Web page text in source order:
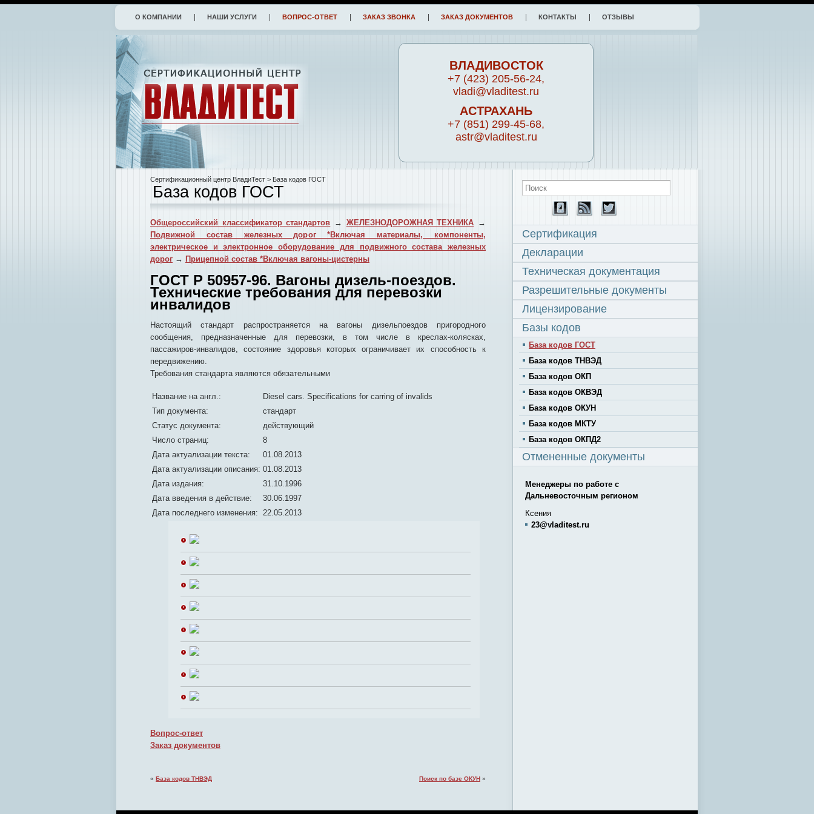
О КОМПАНИИ НАШИ УСЛУГИ ВОПРОС-ОТВЕТ ЗАКАЗ ЗВОНКА ЗАКАЗ ДОКУМЕНТОВ КОНТАКТЫ ОТЗЫВЫ
ВЛАДИВОСТОК
+7 (423) 205-56-24,
vladi@vladitest.ru
АСТРАХАНЬ
+7 (851) 299-45-68,
astr@vladitest.ru
Сертификационный центр ВладиТест > База кодов ГОСТ
База кодов ГОСТ
Общероссийский классификатор стандартов → ЖЕЛЕЗНОДОРОЖНАЯ ТЕХНИКА →
Подвижной состав железных дорог *Включая материалы, компоненты,
электрическое и электронное оборудование для подвижного состава железных
дорог → Прицепной состав *Включая вагоны-цистерны
ГОСТ Р 50957-96. Вагоны дизель-поездов.
Технические требования для перевозки
инвалидов
Настоящий стандарт распространяется на вагоны дизельпоездов пригородного
сообщения, предназначенные для перевозки, в том числе в креслах-колясках,
пассажиров-инвалидов, состояние здоровья которых ограничивает их способность к
передвижению.
Требования стандарта являются обязательными
Название на англ.:
Diesel cars. Specifications for carring of invalids
Тип документа:
стандарт
Статус документа:
действующий
Число страниц:
8
Дата актуализации текста:
01.08.2013
Дата актуализации описания: 01.08.2013
Дата издания:
31.10.1996
Дата введения в действие:
30.06.1997
Дата последнего изменения: 22.05.2013
Вопрос-ответ
Заказ документов
« База кодов ТНВЭД Поиск по базе ОКУН »
Сертификация
Декларации
Техническая документация
Разрешительные документы
Лицензирование
Базы кодов
База кодов ГОСТ
База кодов ТНВЭД
База кодов ОКП
База кодов ОКВЭД
База кодов ОКУН
База кодов МКТУ
База кодов ОКПД2
Отмененные документы
Менеджеры по работе с
Дальневосточным регионом
Ксения
23@vladitest.ru